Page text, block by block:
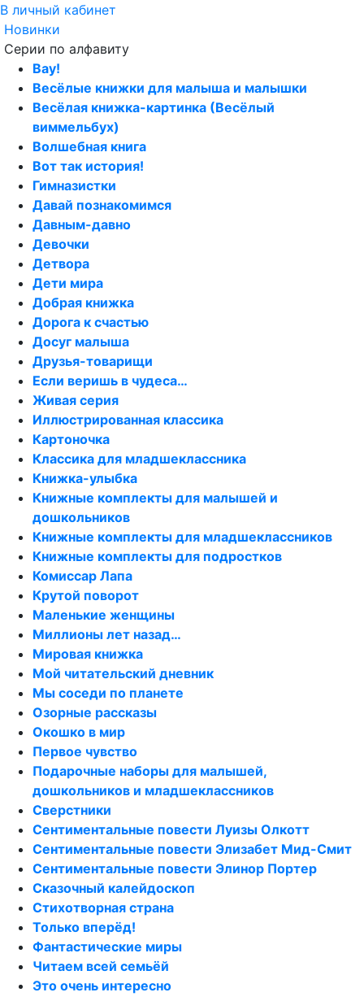
В личный кабинет
Новинки
Серии по алфавиту
Вау!
Весёлые книжки для малыша и малышки
Весёлая книжка-картинка (Весёлый
виммельбух)
Волшебная книга
Вот так история!
Гимназистки
Давай познакомимся
Давным-давно
Девочки
Детвора
Дети мира
Добрая книжка
Дорога к счастью
Досуг малыша
Друзья-товарищи
Если веришь в чудеса…
Живая серия
Иллюстрированная классика
Картоночка
Классика для младшеклассника
Книжка-улыбка
Книжные комплекты для малышей и
дошкольников
Книжные комплекты для младшеклассников
Книжные комплекты для подростков
Комиссар Лапа
Крутой поворот
Маленькие женщины
Миллионы лет назад…
Мировая книжка
Мой читательский дневник
Мы соседи по планете
Озорные рассказы
Окошко в мир
Первое чувство
Подарочные наборы для малышей,
дошкольников и младшеклассников
Сверстники
Сентиментальные повести Луизы Олкотт
Сентиментальные повести Элизабет Мид-Смит
Сентиментальные повести Элинор Портер
Сказочный калейдоскоп
Стихотворная страна
Только вперёд!
Фантастические миры
Читаем всей семьёй
Это очень интересно